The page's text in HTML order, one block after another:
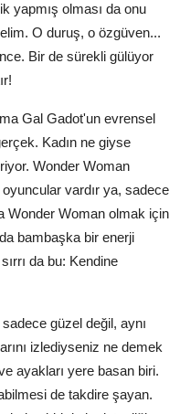
yapmış olması da onu
O duruş, o özgüven...
Bir de sürekli gülüyor
Gal Gadot'un evrensel
Kadın ne giyse
Wonder Woman
vardır ya, sadece
Wonder Woman olmak için
bambaşka bir enerji
da bu: Kendine
güzel değil, aynı
izlediyseniz ne demek
ayakları yere basan biri.
de takdire şayan.